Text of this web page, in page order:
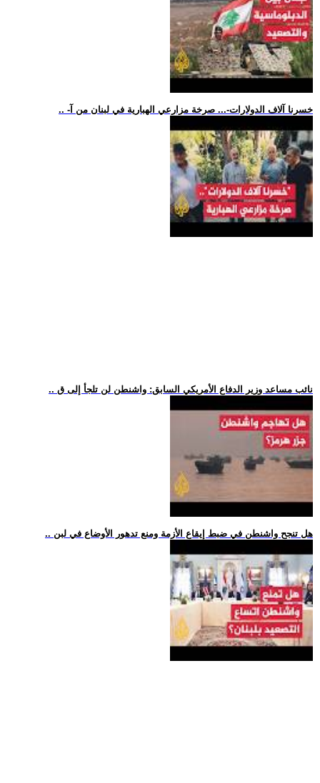
.. -خسرنا آلاف الدولارات-... صرخة مزارعي الهبارية في لبنان من آ
.. نائب مساعد وزير الدفاع الأمريكي السابق: واشنطن لن تلجأ إلى ق
.. هل تنجح واشنطن في ضبط إيقاع الأزمة ومنع تدهور الأوضاع في لبن